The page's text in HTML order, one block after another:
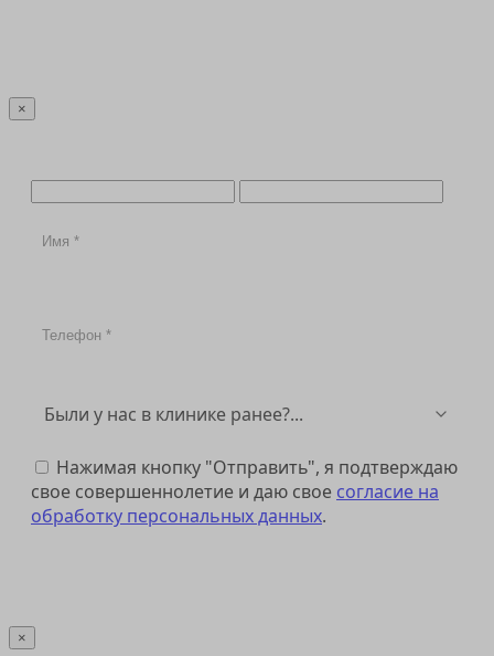
×
Нажимая кнопку "Отправить", я подтверждаю
свое совершеннолетие и даю свое согласие на
обработку персональных данных.
×